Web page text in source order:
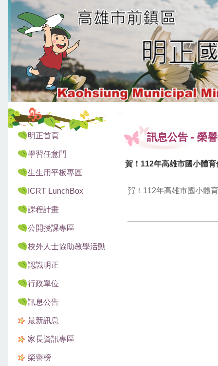
:::
明正首頁
學習任意門
生生用平板專區
ICRT LunchBox
課程計畫
公開授課專區
校外人士協助教學活動
認識明正
行政單位
訊息公告
最新訊息
家長資訊專區
榮譽榜
:::
訊息公告 - 榮
賀！112年高雄市國小體
賀！112年高雄市國小體